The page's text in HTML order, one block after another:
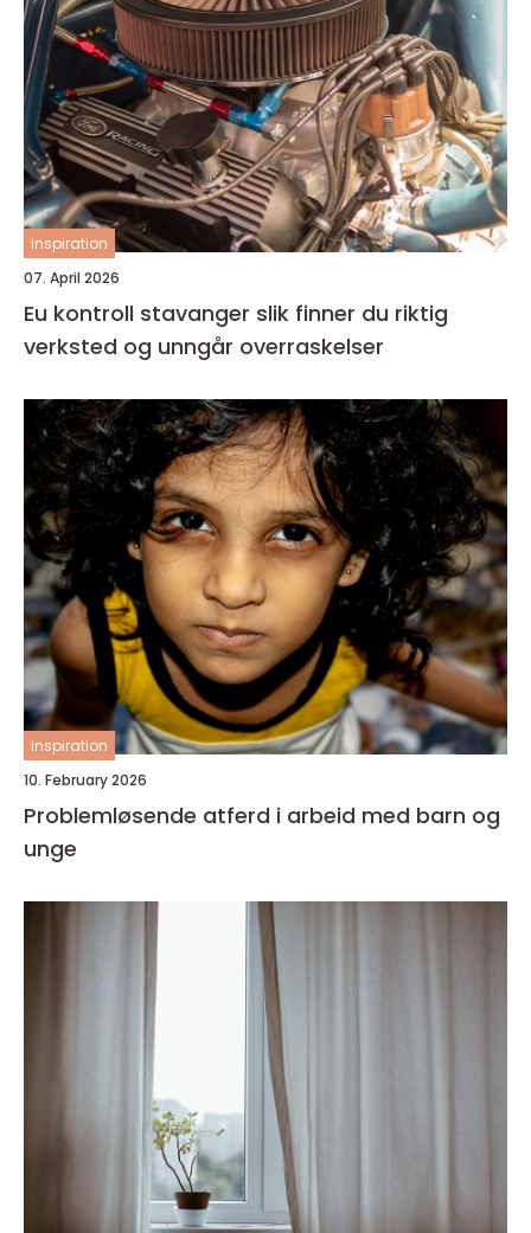
inspiration
07. April 2026
Eu kontroll stavanger slik finner du riktig
verksted og unngår overraskelser
inspiration
10. February 2026
Problemløsende atferd i arbeid med barn og
unge